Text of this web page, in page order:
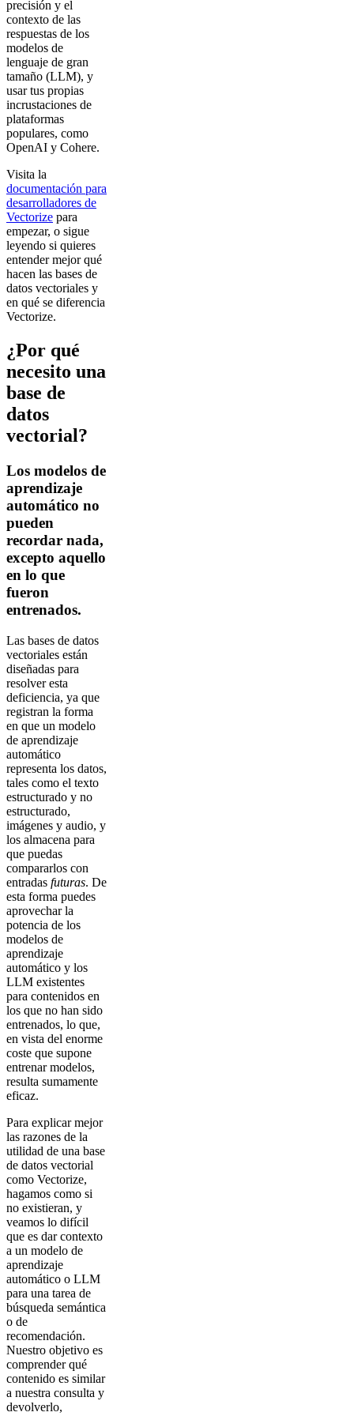
precisión y el
contexto de las
respuestas de los
modelos de
lenguaje de gran
tamaño (LLM), y
usar tus propias
incrustaciones de
plataformas
populares, como
OpenAI y Cohere.
Visita la
documentación para
desarrolladores de
Vectorize para
empezar, o sigue
leyendo si quieres
entender mejor qué
hacen las bases de
datos vectoriales y
en qué se diferencia
Vectorize.
¿Por qué
necesito una
base de
datos
vectorial?
Los modelos de
aprendizaje
automático no
pueden
recordar nada,
excepto aquello
en lo que
fueron
entrenados.
Las bases de datos
vectoriales están
diseñadas para
resolver esta
deficiencia, ya que
registran la forma
en que un modelo
de aprendizaje
automático
representa los datos,
tales como el texto
estructurado y no
estructurado,
imágenes y audio, y
los almacena para
que puedas
compararlos con
entradas futuras. De
esta forma puedes
aprovechar la
potencia de los
modelos de
aprendizaje
automático y los
LLM existentes
para contenidos en
los que no han sido
entrenados, lo que,
en vista del enorme
coste que supone
entrenar modelos,
resulta sumamente
eficaz.
Para explicar mejor
las razones de la
utilidad de una base
de datos vectorial
como Vectorize,
hagamos como si
no existieran, y
veamos lo difícil
que es dar contexto
a un modelo de
aprendizaje
automático o LLM
para una tarea de
búsqueda semántica
o de
recomendación.
Nuestro objetivo es
comprender qué
contenido es similar
a nuestra consulta y
devolverlo,